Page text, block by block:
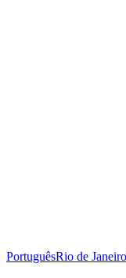
PortuguêsRio de Janeiro